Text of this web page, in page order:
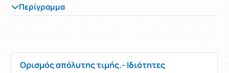
Περίγραμμα
Ορισμός απόλυτης τιμής.- Ιδιότητες